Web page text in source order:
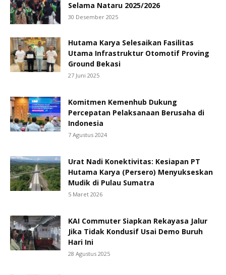
Selama Nataru 2025/2026
30 Desember 2025
Hutama Karya Selesaikan Fasilitas
Utama Infrastruktur Otomotif Proving
Ground Bekasi
27 Juni 2025
Komitmen Kemenhub Dukung
Percepatan Pelaksanaan Berusaha di
Indonesia
7 Agustus 2024
Urat Nadi Konektivitas: Kesiapan PT
Hutama Karya (Persero) Menyukseskan
Mudik di Pulau Sumatra
5 Maret 2026
KAI Commuter Siapkan Rekayasa Jalur
Jika Tidak Kondusif Usai Demo Buruh
Hari Ini
28 Agustus 2025